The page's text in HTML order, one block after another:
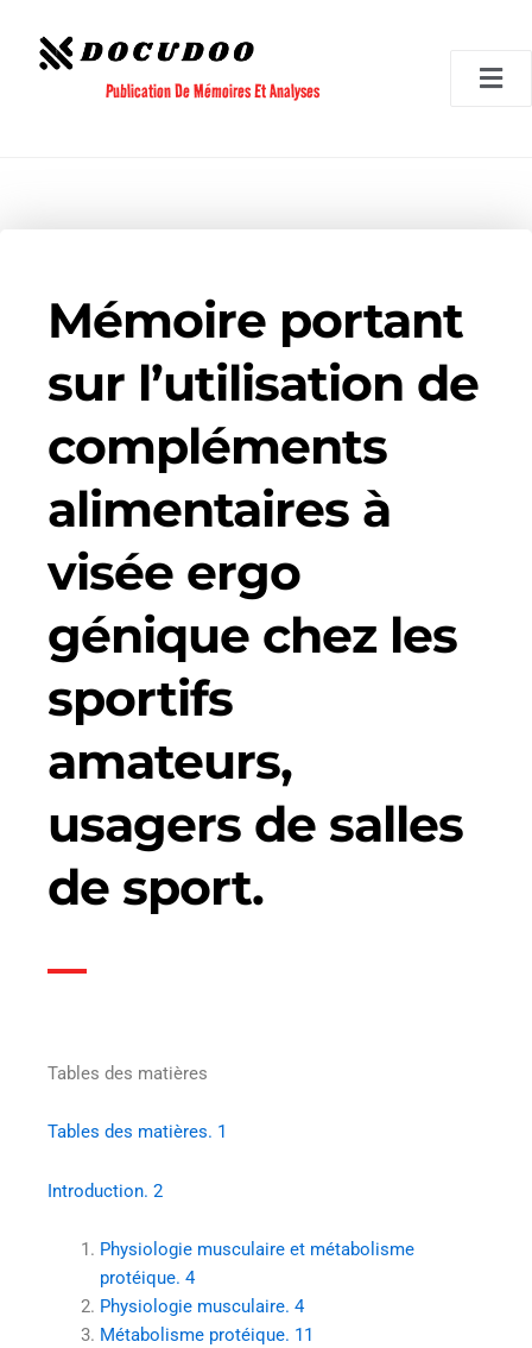
contenu
Publication De Mémoires Et Analyses
Mémoire portant
sur l’utilisation de
compléments
alimentaires à
visée ergo
génique chez les
sportifs
amateurs,
usagers de salles
de sport.
Tables des matières
Tables des matières. 1
Introduction. 2
Physiologie musculaire et métabolisme
protéique. 4
Physiologie musculaire. 4
Métabolisme protéique. 11